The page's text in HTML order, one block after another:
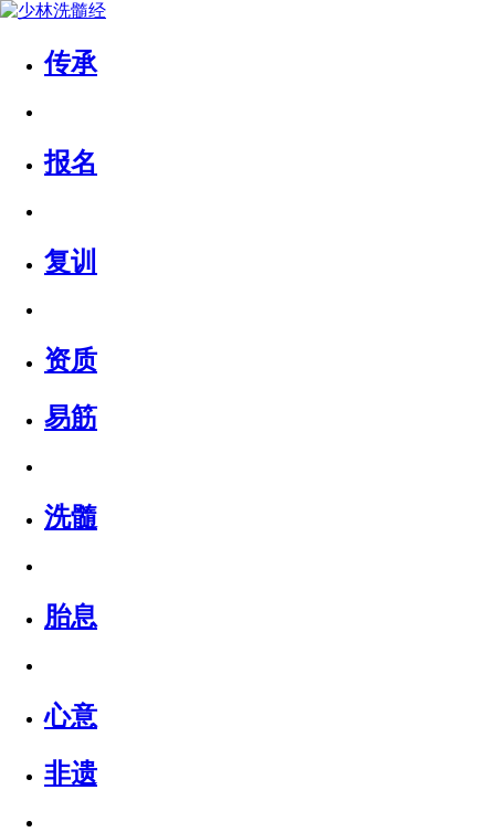
传承
报名
复训
资质
易筋
洗髓
胎息
心意
非遗